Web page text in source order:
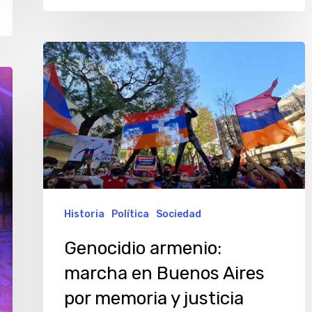
Genocidio
armenio:
marcha
en
Buenos
Aires
por
memoria
justicia
Historia Política Sociedad
Genocidio armenio:
marcha en Buenos Aires
por memoria y justicia